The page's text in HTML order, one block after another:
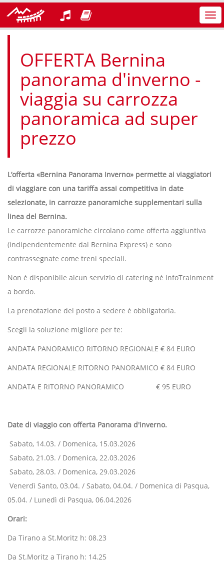
OFFERTA Bernina
panorama d'inverno -
viaggia su carrozza
panoramica ad super
prezzo
L’offerta «Bernina Panorama Inverno» permette ai viaggiatori
di viaggiare con una tariffa assai competitiva in date
selezionate, in carrozze panoramiche supplementari sulla
linea del Bernina.
Le carrozze panoramiche circolano come offerta aggiuntiva
(indipendentemente dal Bernina Express) e sono
contrassegnate come treni speciali.
Non è disponibile alcun servizio di catering né InfoTrainment
a bordo.
La prenotazione del posto a sedere è obbligatoria.
Scegli la soluzione migliore per te:
ANDATA PANORAMICO RITORNO REGIONALE € 84 EURO
ANDATA REGIONALE RITORNO PANORAMICO € 84 EURO
ANDATA E RITORNO PANORAMICO € 95 EURO
Date di viaggio con offerta Panorama d'inverno.
Sabato, 14.03. / Domenica, 15.03.2026
Sabato, 21.03. / Domenica, 22.03.2026
Sabato, 28.03. / Domenica, 29.03.2026
Venerdì Santo, 03.04. / Sabato, 04.04. / Domenica di Pasqua,
05.04. / Lunedì di Pasqua, 06.04.2026
Orari:
Da Tirano a St.Moritz h: 08.23
Da St.Moritz a Tirano h: 14.25